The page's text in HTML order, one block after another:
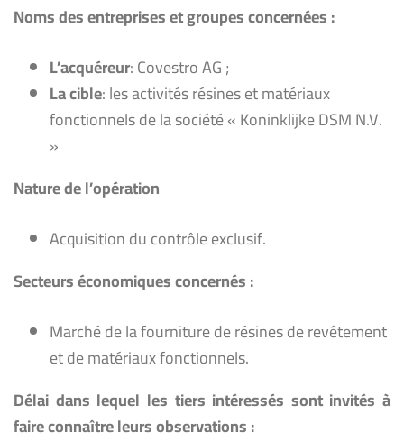
Noms des entreprises et groupes concernées :
L’acquéreur: Covestro AG ;
La cible: les activités ‎résines et matériaux
fonctionnels de la société « Koninklijke DSM N.V.
»
Naturede l’opération
Acquisition du contrôle exclusif.
Secteurs économiques concernés :
Marché de la fourniture de résines de revêtement
et de matériaux fonctionnels.
Délai dans lequel les tiers intéressés sont invités à
faire connaître leurs observations :